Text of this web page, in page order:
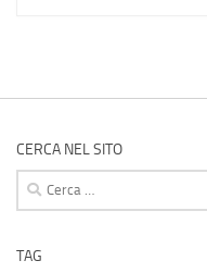
CERCA NEL SITO
Ricerca
per:
TAG